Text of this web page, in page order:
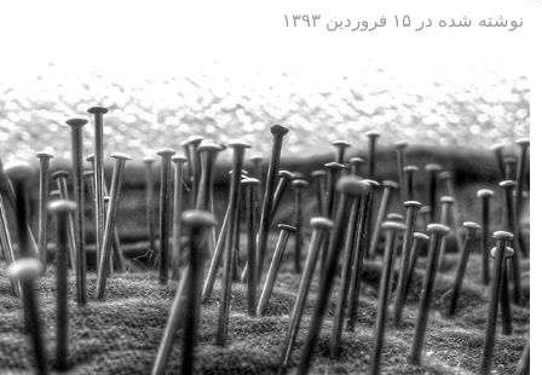
نوشته شده در ۱۵ فروردین ۱۳۹۳